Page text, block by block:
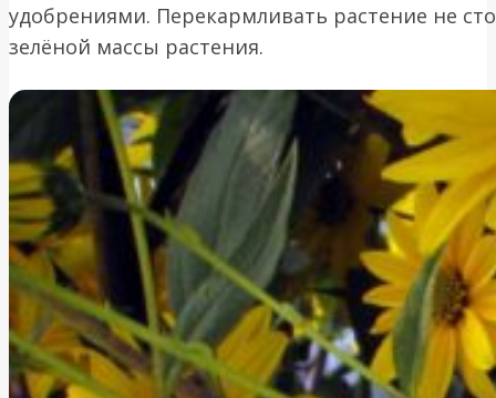
удобрениями. Перекармливать растение не
зелёной массы растения.